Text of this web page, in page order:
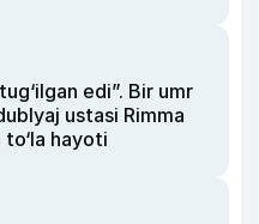
edi”. Bir umr
ustasi Rimma
hayoti